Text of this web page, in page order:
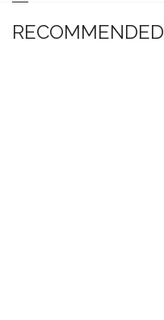
RECOMMENDED